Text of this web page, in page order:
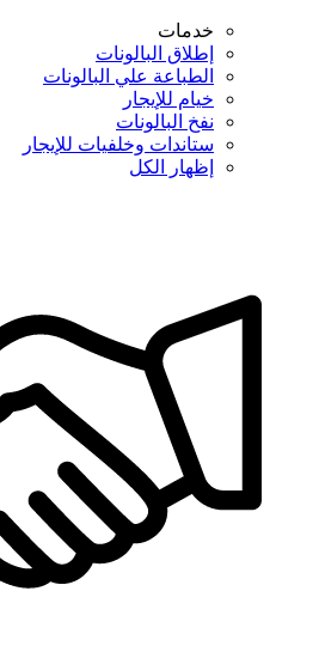
خدمات
إطلاق البالونات
الطباعة علي البالونات
خيام للإيجار
نفخ البالونات
ستاندات وخلفيات للإيجار
إظهار الكل